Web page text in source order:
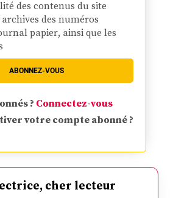
des contenus du site
des numéros
papier, ainsi que les
ABONNEZ-VOUS
? Connectez-vous
votre compte abonné ?
cher lecteur